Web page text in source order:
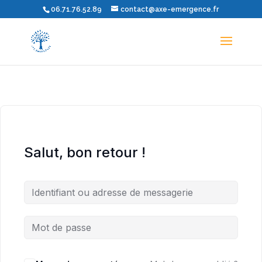
06.71.76.52.89 contact@axe-emergence.fr
Salut, bon retour !